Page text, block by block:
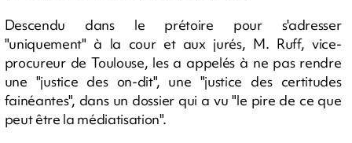
Descendu dans le prétoire pour s'adresser
"uniquement" à la cour et aux jurés, M. Ruff, vice-
procureur de Toulouse, les a appelés à ne pas rendre
une "justice des on-dit", une "justice des certitudes
fainéantes", dans un dossier qui a vu "le pire de ce que
peut être la médiatisation".